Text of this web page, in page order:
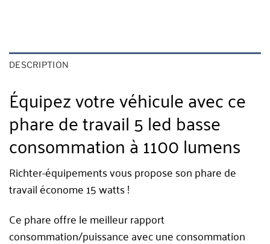
DESCRIPTION
Équipez votre véhicule avec ce
phare de travail 5 led basse
consommation à 1100 lumens
Richter-équipements vous propose son phare de
travail économe 15 watts !
Ce phare offre le meilleur rapport
consommation/puissance avec une consommation